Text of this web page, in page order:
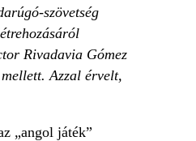
szövetség
Rivadavia Gómez
Azzal érvelt,
„angol játék”